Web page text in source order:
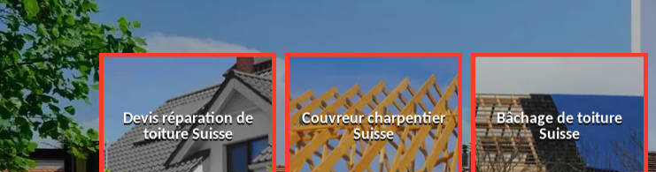
Devis réparation de
toiture Suisse
Couvreur charpentier
Suisse
Bâchage de toiture
Suisse